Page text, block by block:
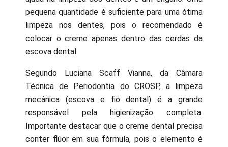
pequena quantidade é suficiente para uma ótima
limpeza nos dentes, pois o recomendado é
colocar o creme apenas dentro das cerdas da
escova dental.
Segundo Luciana Scaff Vianna, da Câmara
Técnica de Periodontia do CROSP, a limpeza
mecânica (escova e fio dental) é a grande
responsável pela higienização completa.
Importante destacar que o creme dental precisa
conter flúor em sua fórmula, pois o elemento é